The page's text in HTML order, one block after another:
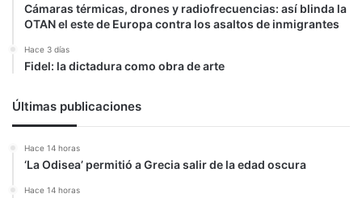
Cámaras térmicas, drones y radiofrecuencias: así blinda la
OTAN el este de Europa contra los asaltos de inmigrantes
Hace 3 días
Fidel: la dictadura como obra de arte
Últimas publicaciones
Hace 14 horas
‘La Odisea’ permitió a Grecia salir de la edad oscura
Hace 14 horas